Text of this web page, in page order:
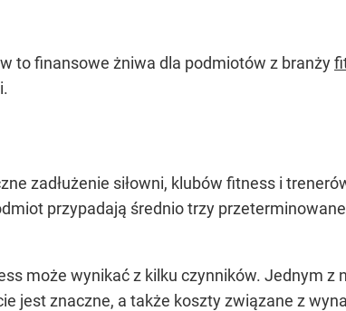
to finansowe żniwa dla podmiotów z branży
zadłużenie siłowni, klubów fitness i
przypadają średnio trzy
może wynikać z kilku czynników. Jednym z
jest znaczne, a także koszty związane z